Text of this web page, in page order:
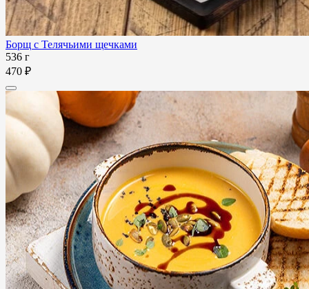
Борщ с Телячьими щечками
536 г
470 ₽